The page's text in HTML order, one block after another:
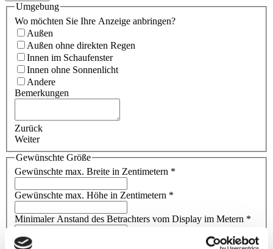
Umgebung
Wo möchten Sie Ihre Anzeige anbringen?
Außen
Außen ohne direkten Regen
Innen im Schaufenster
Innen ohne Sonnenlicht
Andere
Bemerkungen
Zurück
Weiter
Gewünschte Größe
Gewünschte max. Breite in Zentimetern *
Gewünschte max. Höhe in Zentimetern *
Minimaler Anstand des Betrachters vom Display im Metern *
Maximaler Abstand des Betrachters vom Display in Metern*